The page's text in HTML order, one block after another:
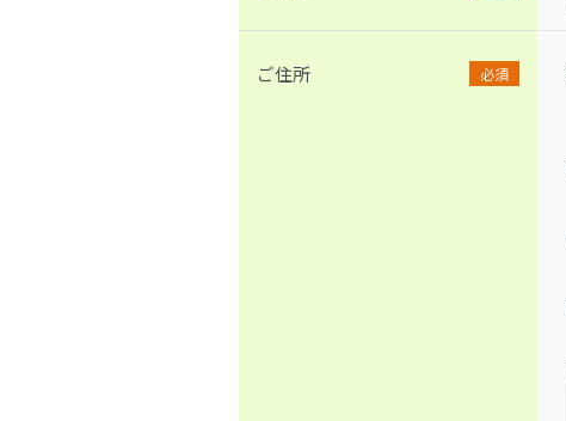
ご住所 必須